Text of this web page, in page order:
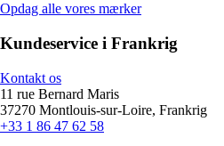
Opdag alle vores mærker
Kundeservice i Frankrig
Kontakt os
11 rue Bernard Maris
37270 Montlouis-sur-Loire, Frankrig
+33 1 86 47 62 58